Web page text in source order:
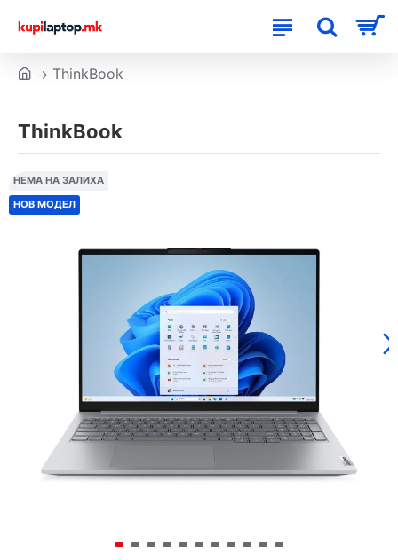
ThinkBook
ThinkBook
НОВ МОДЕЛ
НЕМА НА ЗАЛИХА